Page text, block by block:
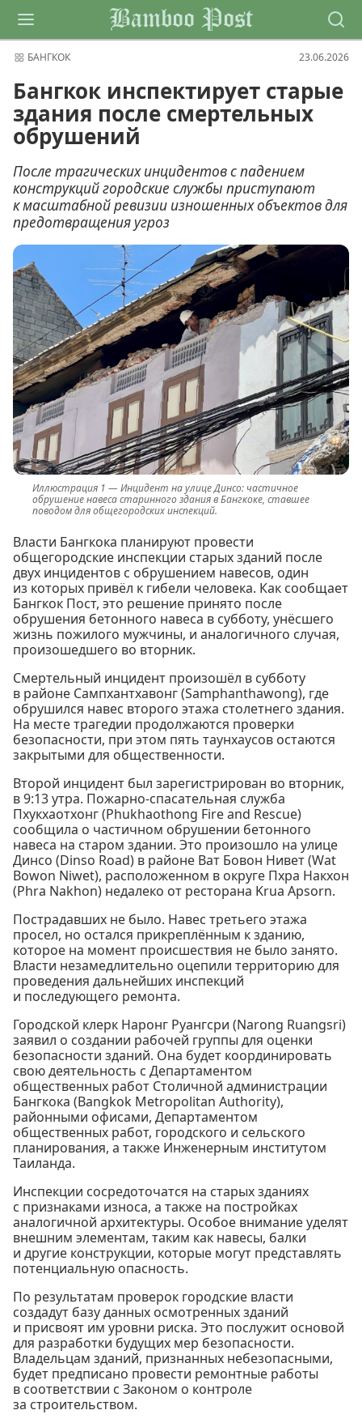
Bamboo Post
БАНГКОК 23.06.2026
Бангкок инспектирует старые
здания после смертельных
обрушений
После трагических инцидентов с падением
конструкций городские службы приступают
к масштабной ревизии изношенных объектов для
предотвращения угроз
Инцидент на улице Динсо: частичное
обрушение навеса старинного здания в Бангкоке, ставшее
поводом для общегородских инспекций.
Власти Бангкока планируют провести
общегородские инспекции старых зданий после
двух инцидентов с обрушением навесов, один
из которых привёл к гибели человека. Как сообщает
Бангкок Пост, это решение принято после
обрушения бетонного навеса в субботу, унёсшего
жизнь пожилого мужчины, и аналогичного случая,
произошедшего во вторник.
Смертельный инцидент произошёл в субботу
в районе Сампхантхавонг (Samphanthawong), где
обрушился навес второго этажа столетнего здания.
На месте трагедии продолжаются проверки
безопасности, при этом пять таунхаусов остаются
закрытыми для общественности.
Второй инцидент был зарегистрирован во вторник,
в 9:13 утра. Пожарно-спасательная служба
Пхукхаотхонг (Phukhaothong Fire and Rescue)
сообщила о частичном обрушении бетонного
навеса на старом здании. Это произошло на улице
Динсо (Dinso Road) в районе Ват Бовон Нивет (Wat
Bowon Niwet), расположенном в округе Пхра Накхон
(Phra Nakhon) недалеко от ресторана Krua Apsorn.
Пострадавших не было. Навес третьего этажа
просел, но остался прикреплённым к зданию,
которое на момент происшествия не было занято.
Власти незамедлительно оцепили территорию для
проведения дальнейших инспекций
и последующего ремонта.
Городской клерк Наронг Руангсри (Narong Ruangsri)
заявил о создании рабочей группы для оценки
безопасности зданий. Она будет координировать
свою деятельность с Департаментом
общественных работ Столичной администрации
Бангкока (Bangkok Metropolitan Authority),
районными офисами, Департаментом
общественных работ, городского и сельского
планирования, а также Инженерным институтом
Таиланда.
Инспекции сосредоточатся на старых зданиях
с признаками износа, а также на постройках
аналогичной архитектуры. Особое внимание уделят
внешним элементам, таким как навесы, балки
и другие конструкции, которые могут представлять
потенциальную опасность.
По результатам проверок городские власти
создадут базу данных осмотренных зданий
и присвоят им уровни риска. Это послужит основой
для разработки будущих мер безопасности.
Владельцам зданий, признанных небезопасными,
будет предписано провести ремонтные работы
в соответствии с Законом о контроле
за строительством.